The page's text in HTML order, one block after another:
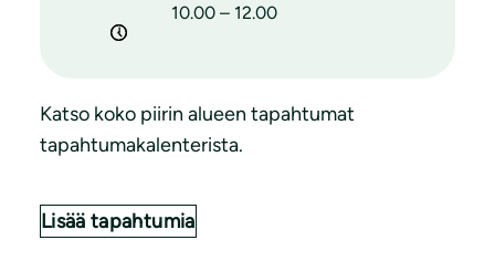
10.00 – 12.00
Katso koko piirin alueen tapahtumat
tapahtumakalenterista.
Lisää tapahtumia